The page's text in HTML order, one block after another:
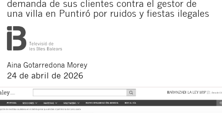
demanda de sus clientes contra el gestor de
una villa en Puntiró por ruidos y fiestas ilegales
Aina Gotarredona Morey
24 de abril de 2026